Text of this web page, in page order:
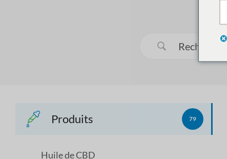
Produits 79
Huile de CBD